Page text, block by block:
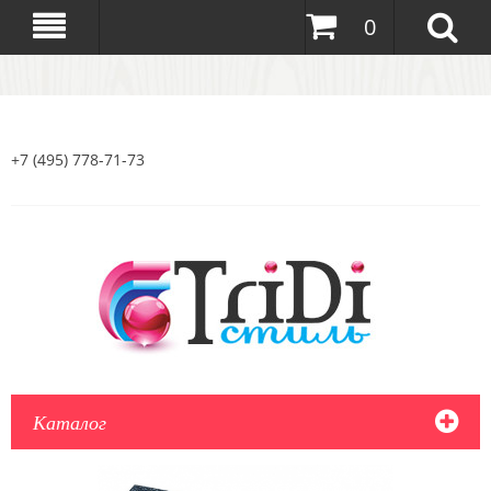
0
+7 (495) 778-71-73
Каталог